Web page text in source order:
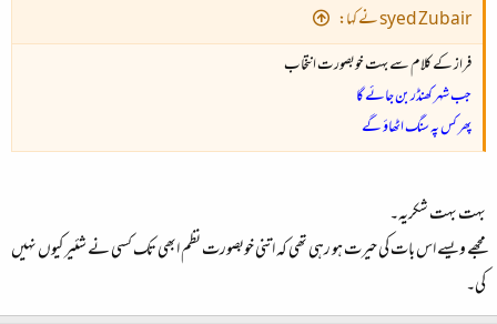
syed Zubair نے کہا:
فراز کے کلام سے بہت خوبصورت انتخاب
جب شہر کھنڈر بن جائے گا
پھر کس پہ سنگ اٹھاؤ گے
بہت بہت شکریہ۔
مجھے ویسے اس بات کی حیرت ہو رہی تھی کہ اتنی خوبصورت نظم ابھی تک کسی نے شئیر کیوں نہیں
کی۔